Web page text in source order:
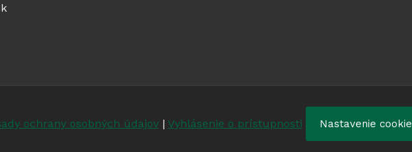
ochrany osobných údajov | Vyhlásenie o prístupnosti Nastavenie